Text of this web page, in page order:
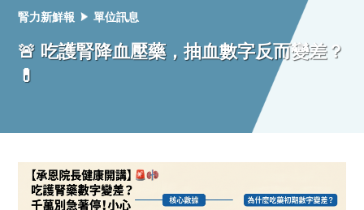
腎力新鮮報 單位訊息
🚨 吃護腎降血壓藥，抽血數字反而變差？
💊